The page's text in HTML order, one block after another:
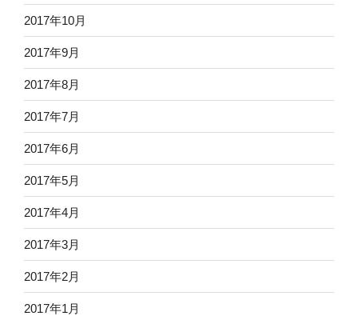
2017年10月
2017年9月
2017年8月
2017年7月
2017年6月
2017年5月
2017年4月
2017年3月
2017年2月
2017年1月